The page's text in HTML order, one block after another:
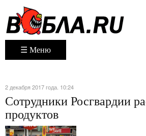
☰ Меню
2 декабря 2017 года. 10:24
Сотрудники Росгвардии
продуктов